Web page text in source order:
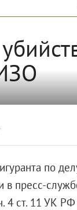
по
в пресс-
4 ст. 11 УК